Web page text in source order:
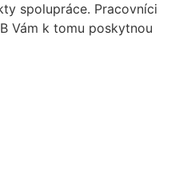
spolupráce. Pracovníci
Vám k tomu poskytnou